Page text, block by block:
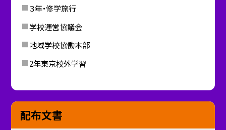
３年・修学旅行
学校運営協議会
地域学校協働本部
2年東京校外学習
配布文書